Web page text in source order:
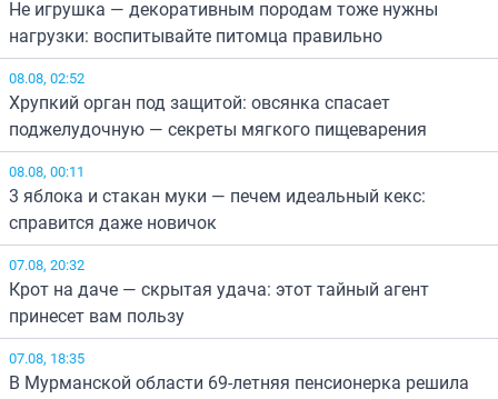
Не игрушка — декоративным породам тоже нужны
нагрузки: воспитывайте питомца правильно
08.08, 02:52
Хрупкий орган под защитой: овсянка спасает
поджелудочную — секреты мягкого пищеварения
08.08, 00:11
3 яблока и стакан муки — печем идеальный кекс:
справится даже новичок
07.08, 20:32
Крот на даче — скрытая удача: этот тайный агент
принесет вам пользу
07.08, 18:35
В Мурманской области 69-летняя пенсионерка решила